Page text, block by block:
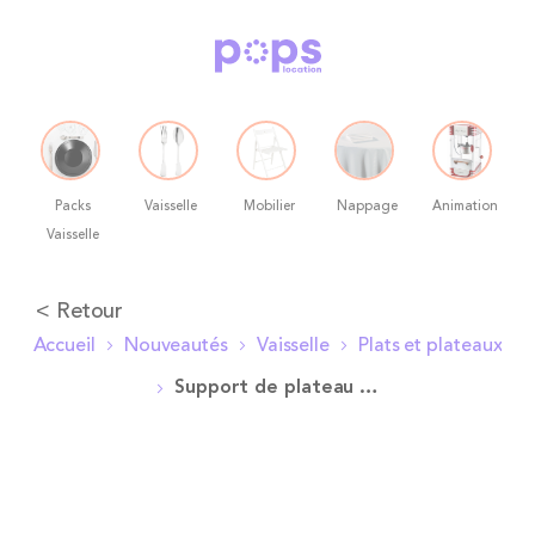
Packs
Vaisselle
Vaisselle Mobilier Nappage Animation
Allez
contenu
< Retour
Accueil Nouveautés Vaisselle Plats et plateaux
Support de plateau H 20 cm